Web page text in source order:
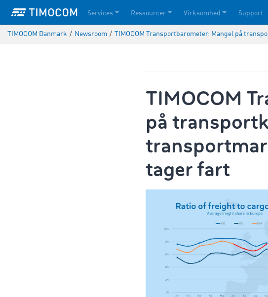
Services Ressourcer Virksomhed Support
TIMOCOM Danmark / Newsroom / TIMOCOM Transportbarometer: Mangel på
TIMOCOM
på
tager fart